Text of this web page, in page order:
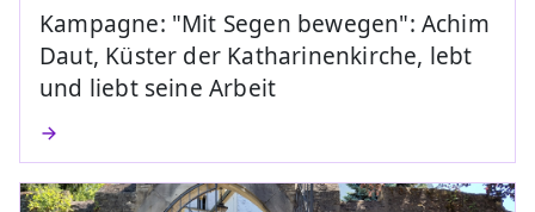
Kampagne: "Mit Segen bewegen": Achim
Daut, Küster der Katharinenkirche, lebt
und liebt seine Arbeit